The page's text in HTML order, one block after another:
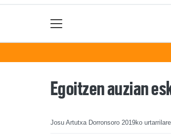
Egoitzen auzian
Josu Artutxa Dorronsoro 2019ko